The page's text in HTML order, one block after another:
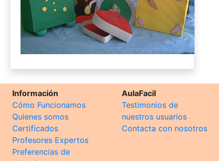
Información
Cómo Funcionamos
Quienes somos
Certificados
Profesores Expertos
Preferencias de
AulaFacil
Testimonios de
nuestros usuarios
Contacta con nosotros